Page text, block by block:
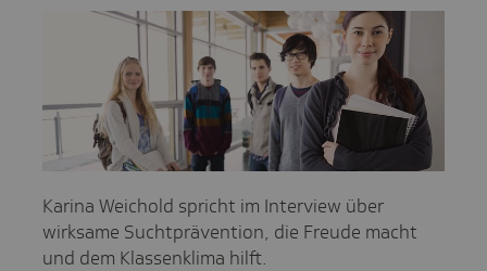
Karina Weichold spricht im Interview über
wirksame Suchtprävention, die Freude macht
und dem Klassenklima hilft.